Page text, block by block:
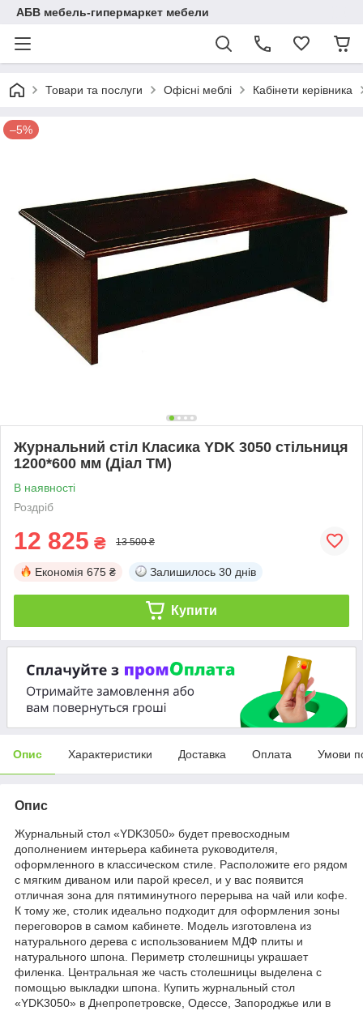
АБВ мебель-гипермаркет мебели
Товари та послуги Офісні меблі Кабінети керівника
–5%
Журнальний стіл Класика YDK 3050 стільниця
1200*600 мм (Діал ТМ)
В наявності
Роздріб
12 825 ₴ 13 500 ₴
Економія 675 ₴ Залишилось 30 днів
Купити
Опис Характеристики Доставка Оплата Умови
Опис
Журнальный стол «YDK3050» будет превосходным
дополнением интерьера кабинета руководителя,
оформленного в классическом стиле. Расположите его рядом
с мягким диваном или парой кресел, и у вас появится
отличная зона для пятиминутного перерыва на чай или кофе.
К тому же, столик идеально подходит для оформления зоны
переговоров в самом кабинете. Модель изготовлена из
натурального дерева с использованием МДФ плиты и
натурального шпона. Периметр столешницы украшает
филенка. Центральная же часть столешницы выделена с
помощью выкладки шпона. Купить журнальный стол
«YDK3050» в Днепропетровске, Одессе, Запороджье или в